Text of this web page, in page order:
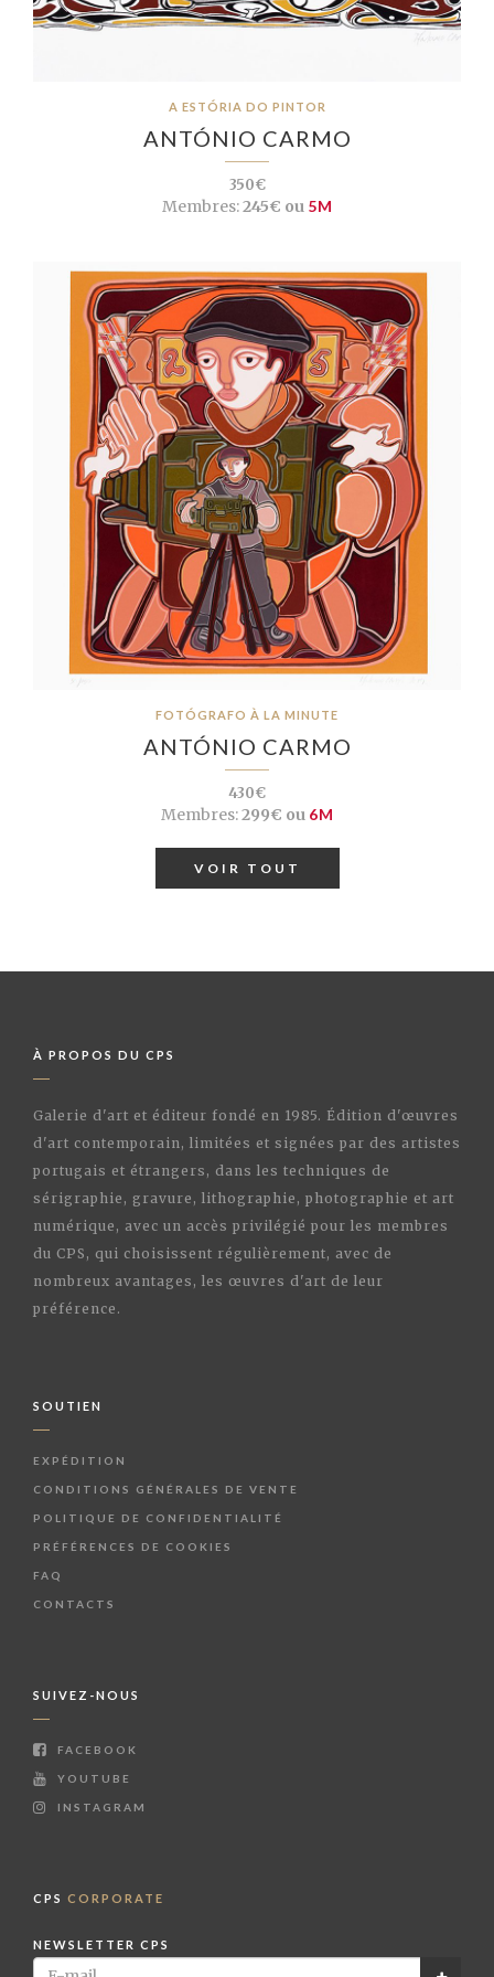
A ESTÓRIA DO PINTOR
ANTÓNIO CARMO
350€
Membres:245€ ou 5M
FOTÓGRAFO À LA MINUTE
ANTÓNIO CARMO
430€
Membres:299€ ou 6M
VOIR TOUT
À PROPOS DU CPS
Galerie d'art et éditeur fondé en 1985. Édition d'œuvres
d'art contemporain, limitées et signées par des artistes
portugais et étrangers, dans les techniques de
sérigraphie, gravure, lithographie, photographie et art
numérique, avec un accès privilégié pour les membres
du CPS, qui choisissent régulièrement, avec de
nombreux avantages, les œuvres d'art de leur
préférence.
SOUTIEN
EXPÉDITION
CONDITIONS GÉNÉRALES DE VENTE
POLITIQUE DE CONFIDENTIALITÉ
PRÉFÉRENCES DE COOKIES
FAQ
CONTACTS
SUIVEZ-NOUS
FACEBOOK
YOUTUBE
INSTAGRAM
CPS CORPORATE
NEWSLETTER CPS